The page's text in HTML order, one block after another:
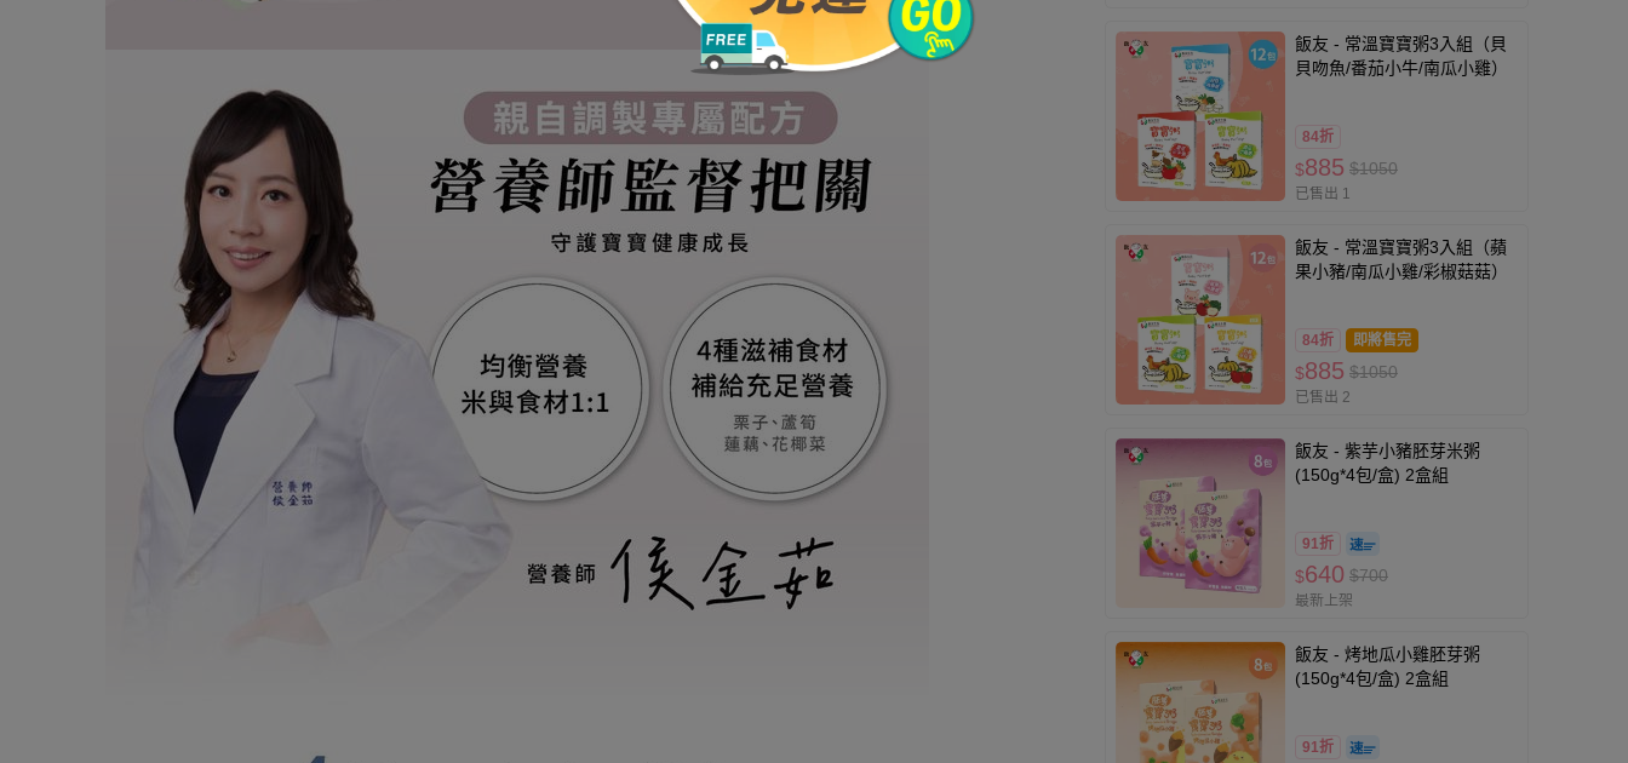
飯友 - 常溫寶寶粥3入組（貝
貝吻魚/番茄小牛/南瓜小雞）
84折
$885 $1050
已售出 1
飯友 - 常溫寶寶粥3入組（蘋
果小豬/南瓜小雞/彩椒菇菇）
84折 即將售完
$885 $1050
已售出 2
飯友 - 紫芋小豬胚芽米粥
(150g*4包/盒) 2盒組
91折
$640 $700
最新上架
飯友 - 烤地瓜小雞胚芽粥
(150g*4包/盒) 2盒組
91折